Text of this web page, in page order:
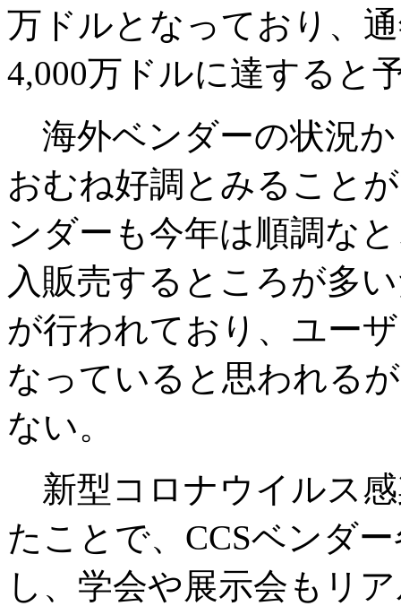
万ドルとなっており、
4,000万ドルに達すると
海外ベンダーの状況か
おむね好調とみること
ンダーも今年は順調な
入販売するところが多
が行われており、ユー
なっていると思われる
ない。
新型コロナウイルス
たことで、CCSベンダ
し、学会や展示会もリ